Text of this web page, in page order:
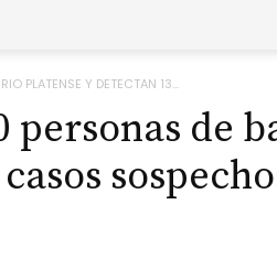
PLATENSE Y DETECTAN 13...
personas de